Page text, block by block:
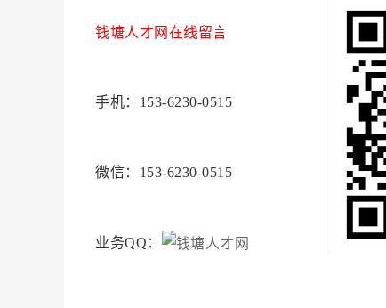
钱塘人才网在线留言
手机：153-6230-0515
微信：153-6230-0515
业务QQ：